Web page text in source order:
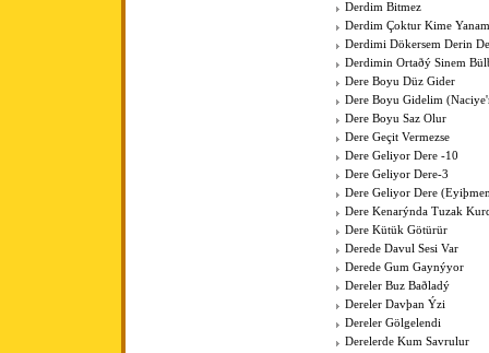
Derdim Bitmez
Derdim Çoktur Kime
Derdimi Dökersem Derin
Derdimin Ortaðý Sinem
Dere Boyu Düz Gider
Dere Boyu Gidelim
Dere Boyu Saz Olur
Dere Geçit Vermezse
Dere Geliyor Dere -10
Dere Geliyor Dere-3
Dere Geliyor Dere
Dere Kenarýnda Tuzak
Dere Kütük Götürür
Derede Davul Sesi Var
Derede Gum Gaynýyor
Dereler Buz Baðladý
Dereler Davþan Ýzi
Dereler Gölgelendi
Derelerde Kum Savrulur